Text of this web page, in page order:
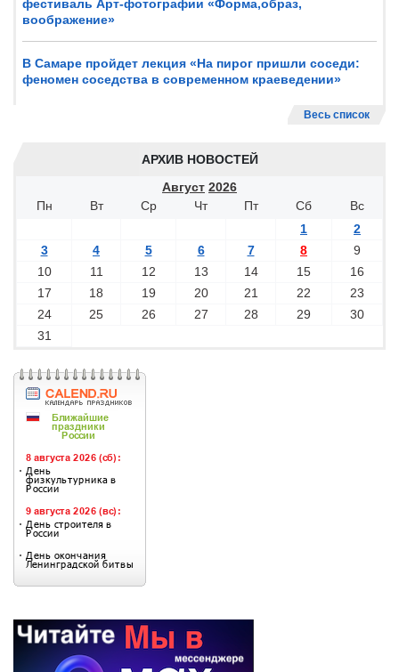
фестиваль Арт-фотографии «Форма,образ,
воображение»
В Самаре пройдет лекция «На пирог пришли соседи:
феномен соседства в современном краеведении»
Весь список
АРХИВ НОВОСТЕЙ
Август 2026
Пн
Вт Ср Чт Пт Сб
Вс
1
2
3
4 5 6 7 8
9
10
11 12 13 14 15
16
17
18 19 20 21 22
23
24
25 26 27 28 29
30
31